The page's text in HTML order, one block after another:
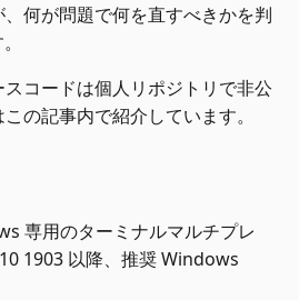
何が問題で何を直すべきかを判
コードは個人リポジトリで非公
の記事内で紹介しています。
専用のターミナルマルチプレ
1903 以降、推奨 Windows